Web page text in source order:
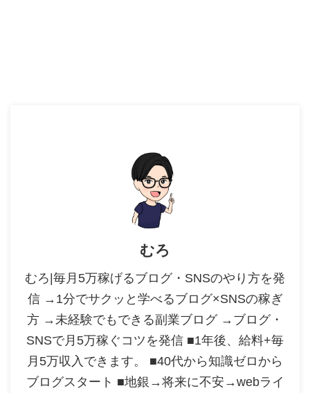
むろ
むろ|毎月5万稼げるブログ・SNSのやり方を発
信 →1分でサクッと学べるブログ×SNSの稼ぎ
方 →未経験でもできる副業ブログ →ブログ・
SNSで月5万稼ぐコツを発信 ■1年後、給料+毎
月5万収入できます。 ■40代から知識ゼロから
ブログスタート ■地銀→将来に不安→webライ